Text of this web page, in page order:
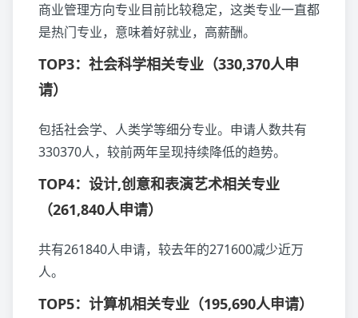
商业管理方向专业目前比较稳定，这类专业一直都
是热门专业，意味着好就业，高薪酬。
TOP3：社会科学相关专业（330,370人申
请）
包括社会学、人类学等细分专业。申请人数共有
330370人，较前两年呈现持续降低的趋势。
TOP4：设计,创意和表演艺术相关专业
（261,840人申请）
共有261840人申请，较去年的271600减少近万
人。
TOP5：计算机相关专业（195,690人申请）